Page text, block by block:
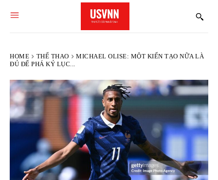
HOME THỂ THAO
MICHAEL OLISE: MỘT KIẾN TẠO NỮA LÀ
ĐỦ ĐỂ PHÁ KỶ LỤC...